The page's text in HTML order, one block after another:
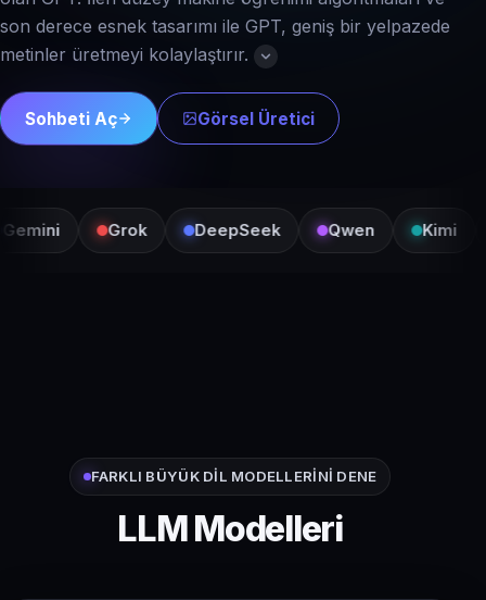
son derece esnek tasarımı ile GPT, geniş bir yelpazede
metinler üretmeyi kolaylaştırır.
Sohbeti Aç Görsel Üretici
Grok DeepSeek Qwen Kimi
FARKLI BÜYÜK DIL MODELLERINI DENE
LLM Modelleri